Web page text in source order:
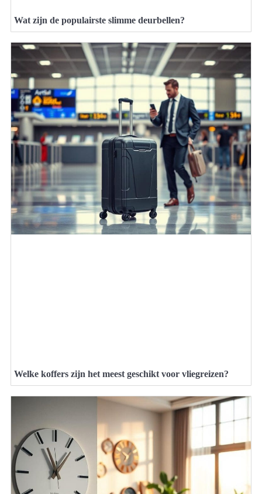
Wat zijn de populairste slimme deurbellen?
Welke koffers zijn het meest geschikt voor vliegreizen?